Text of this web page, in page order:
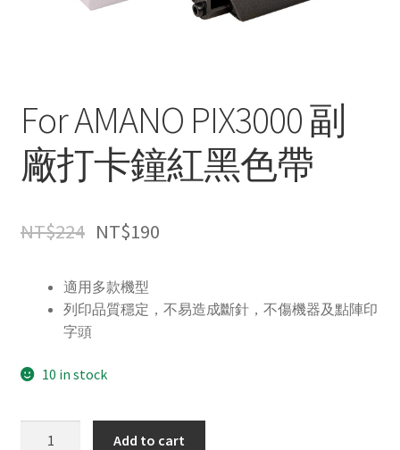
For AMANO PIX3000 副
廠打卡鐘紅黑色帶
NT$224 NT$190
適用多款機型
列印品質穩定，不易造成斷針，不傷機器及點陣印
字頭
10 in stock
Add to cart